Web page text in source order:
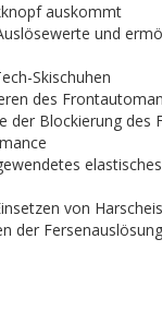
auskommt
und
Skischuhen
des
der Blockierung
von
der